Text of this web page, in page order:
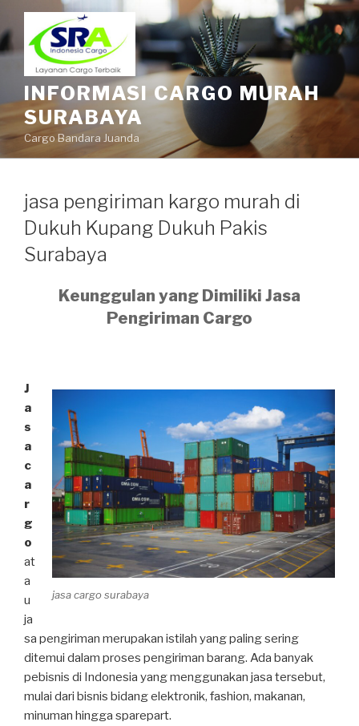
INFORMASI CARGO MURAH
SURABAYA
Cargo Bandara Juanda
jasa pengiriman kargo murah di
Dukuh Kupang Dukuh Pakis
Surabaya
Keunggulan yang Dimiliki Jasa
Pengiriman Cargo
jasa cargo surabaya
J
a
s
a
c
a
r
g
o
at
a
u
ja
sa pengiriman merupakan istilah yang paling sering
ditemui dalam proses pengiriman barang. Ada banyak
pebisnis di Indonesia yang menggunakan jasa tersebut,
mulai dari bisnis bidang elektronik, fashion, makanan,
minuman hingga sparepart.